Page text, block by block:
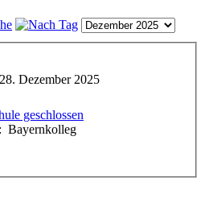
Dezember 2025
geschlossen
Bayernkolleg